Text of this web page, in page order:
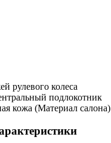
рулевого колеса
подлокотник
кожа (Материал салона)